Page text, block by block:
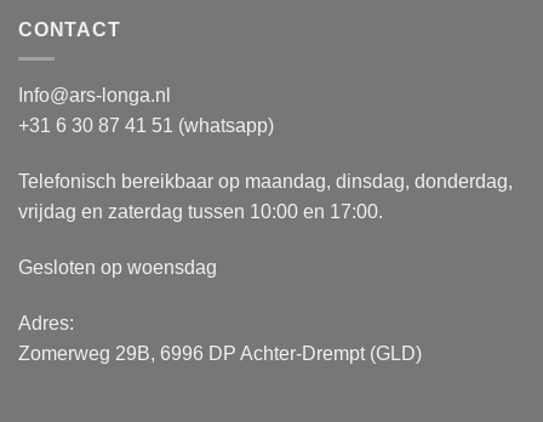
CONTACT
Info@ars-longa.nl
+31 6 30 87 41 51 (whatsapp)
Telefonisch bereikbaar op maandag, dinsdag, donderdag,
vrijdag en zaterdag tussen 10:00 en 17:00.
Gesloten op woensdag
Adres:
Zomerweg 29B, 6996 DP Achter-Drempt (GLD)